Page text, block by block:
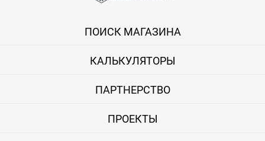
ПОИСК МАГАЗИНА
КАЛЬКУЛЯТОРЫ
ПАРТНЕРСТВО
ПРОЕКТЫ